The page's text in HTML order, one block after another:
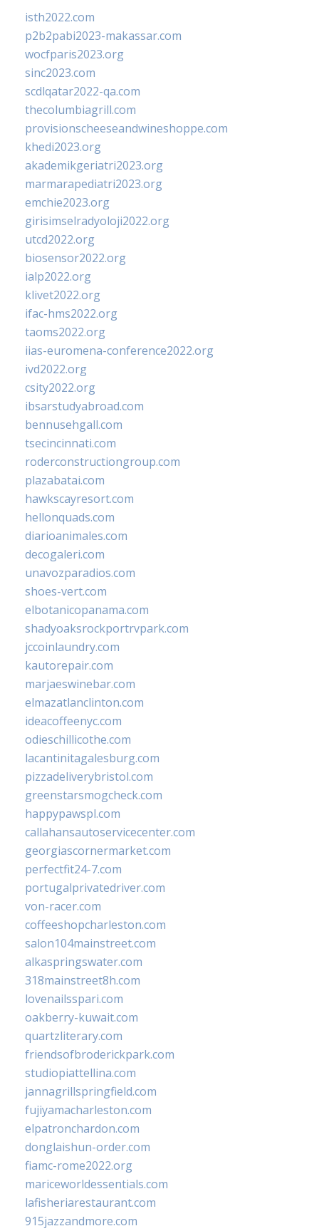
isth2022.com
p2b2pabi2023-makassar.com
wocfparis2023.org
sinc2023.com
scdlqatar2022-qa.com
thecolumbiagrill.com
provisionscheeseandwineshoppe.com
khedi2023.org
akademikgeriatri2023.org
marmarapediatri2023.org
emchie2023.org
girisimselradyoloji2022.org
utcd2022.org
biosensor2022.org
ialp2022.org
klivet2022.org
ifac-hms2022.org
taoms2022.org
iias-euromena-conference2022.org
ivd2022.org
csity2022.org
ibsarstudyabroad.com
bennusehgall.com
tsecincinnati.com
roderconstructiongroup.com
plazabatai.com
hawkscayresort.com
hellonquads.com
diarioanimales.com
decogaleri.com
unavozparadios.com
shoes-vert.com
elbotanicopanama.com
shadyoaksrockportrvpark.com
jccoinlaundry.com
kautorepair.com
marjaeswinebar.com
elmazatlanclinton.com
ideacoffeenyc.com
odieschillicothe.com
lacantinitagalesburg.com
pizzadeliverybristol.com
greenstarsmogcheck.com
happypawspl.com
callahansautoservicecenter.com
georgiascornermarket.com
perfectfit24-7.com
portugalprivatedriver.com
von-racer.com
coffeeshopcharleston.com
salon104mainstreet.com
alkaspringswater.com
318mainstreet8h.com
lovenailsspari.com
oakberry-kuwait.com
quartzliterary.com
friendsofbroderickpark.com
studiopiattellina.com
jannagrillspringfield.com
fujiyamacharleston.com
elpatronchardon.com
donglaishun-order.com
fiamc-rome2022.org
mariceworldessentials.com
lafisheriarestaurant.com
915jazzandmore.com